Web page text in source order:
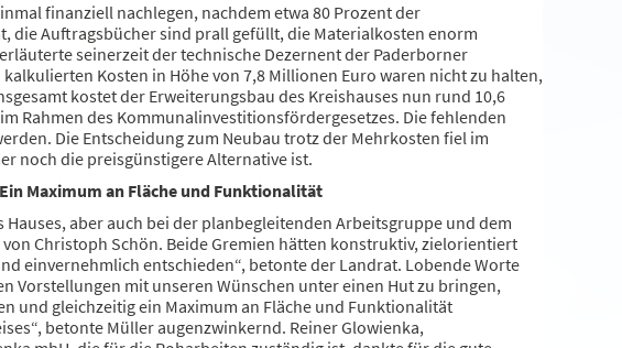
finanziell nachlegen, nachdem etwa 80 Prozent der
die Auftragsbücher sind prall gefüllt, die Materialkosten enorm
seinerzeit der technische Dezernent der Paderborner
Kosten in Höhe von 7,8 Millionen Euro waren nicht zu halten,
kostet der Erweiterungsbau des Kreishauses nun rund 10,6
Rahmen des Kommunalinvestitionsfördergesetzes. Die fehlenden
Die Entscheidung zum Neubau trotz der Mehrkosten fiel im
noch die preisgünstigere Alternative ist.
Maximum an Fläche und Funktionalität
aber auch bei der planbegleitenden Arbeitsgruppe und dem
Christoph Schön. Beide Gremien hätten konstruktiv, zielorientiert
einvernehmlich entschieden“, betonte der Landrat. Lobende Worte
Vorstellungen mit unseren Wünschen unter einen Hut zu bringen,
und gleichzeitig ein Maximum an Fläche und Funktionalität
betonte Müller augenzwinkernd. Reiner Glowienka,